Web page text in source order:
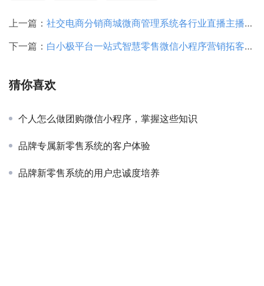
上一篇： 社交电商分销商城微商管理系统各行业直播主播带货小程序软件开发
下一篇： 白小极平台一站式智慧零售微信小程序营销拓客销售软件定制开发
猜你喜欢
个人怎么做团购微信小程序，掌握这些知识
品牌专属新零售系统的客户体验
品牌新零售系统的用户忠诚度培养